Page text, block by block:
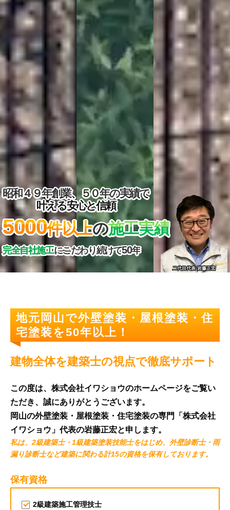
昭和４９年創業、５０年の実績で
叶える安心と信頼
5000件以上の施工実績
完全自社施工にこだわり続けて50年
二代目代表 岩藤正宏
地元岡山で外壁塗装・屋根塗装・住
宅塗装を50年以上！
建物全体を建築士の視点で徹底サポート
この度は、株式会社イワショウのホームページをご覧い
ただき、誠にありがとうございます。
岡山の外壁塗装・屋根塗装・住宅塗装の専門「株式会社
イワショウ」代表の岩藤正宏と申します。
私は、 2級建築士・1級建築塗装技能士をはじめ、 外壁診断士・雨
漏り診断士など建築に関わる計15の資格を保有しております。
保有資格
2級建築施工管理技士